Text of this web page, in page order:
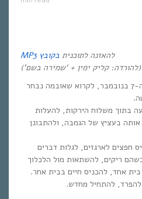
להאזנה לתוכנית בקובץ MP3
(להורדה: קליק ימין + ‘שמירה בשם’)
לשבת מול המחשב בבוקר של ה-7 בנובמבר, לקרוא שאובמה נבחר
בתוך משלוח הירקות, להעלות
בעציץ של הגמבה, ולהתבונן
חפצים לארגזים, לגלות דברים
ריקים, להשתאות מול הלכלוך
אחד, להכניס חיים בבית אחר.
להפרד, להתחיל מחדש.